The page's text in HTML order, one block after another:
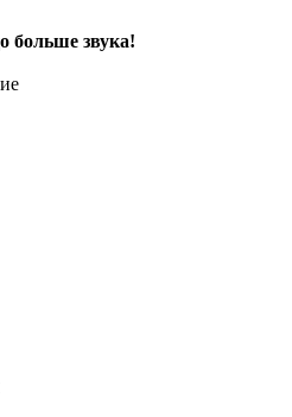
больше звука!